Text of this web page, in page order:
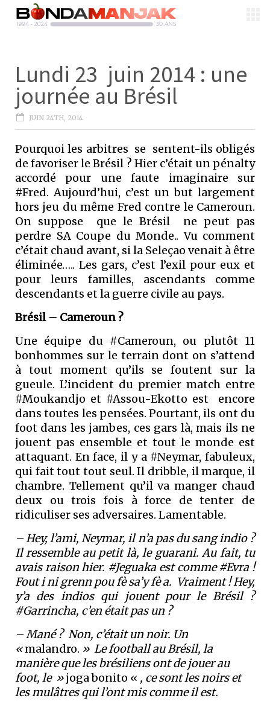
Lundi 23 juin 2014 : une
journée au Brésil
JUIN 24TH, 2014
Pourquoi les arbitres se sentent-ils obligés
de favoriser le Brésil ? Hier c’était un pénalty
accordé pour une faute imaginaire sur
#Fred. Aujourd’hui, c’est un but largement
hors jeu du même Fred contre le Cameroun.
On suppose que le Brésil ne peut pas
perdre SA Coupe du Monde.. Vu comment
c’était chaud avant, si la Seleçao venait à être
éliminée….. Les gars, c’est l’exil pour eux et
pour leurs familles, ascendants comme
descendants et la guerre civile au pays.
Brésil – Cameroun ?
Une équipe du #Cameroun, ou plutôt 11
bonhommes sur le terrain dont on s’attend
à tout moment qu’ils se foutent sur la
gueule. L’incident du premier match entre
#Moukandjo et #Assou-Ekotto est encore
dans toutes les pensées. Pourtant, ils ont du
foot dans les jambes, ces gars là, mais ils ne
jouent pas ensemble et tout le monde est
attaquant. En face, il y a #Neymar, fabuleux,
qui fait tout tout seul. Il dribble, il marque, il
chambre. Tellement qu’il va manger chaud
deux ou trois fois à force de tenter de
ridiculiser ses adversaires. Lamentable.
– Hey, l’ami, Neymar, il n’a pas du sang indio ?
Il ressemble au petit là, le guarani. Au fait, tu
avais raison hier. #Jeguaka est comme #Evra !
Fout i ni grenn pou fè sa’y fè a. Vraiment ! Hey,
y’a des indios qui jouent pour le Brésil ?
#Garrincha, c’en était pas un ?
– Mané ? Non, c’était un noir. Un
«malandro. » Le football au Brésil, la
manière que les brésiliens ont de jouer au
foot, le »joga bonito « , ce sont les noirs et
les mulâtres qui l’ont mis comme il est.